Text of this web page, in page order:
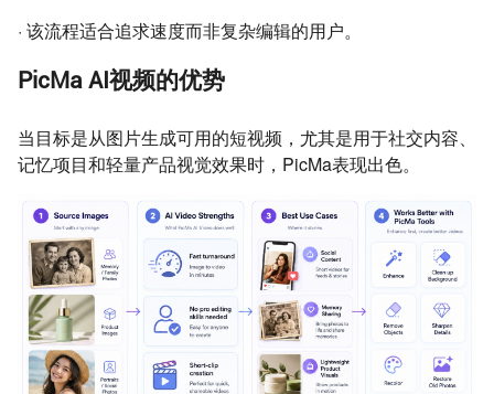
· 该流程适合追求速度而非复杂编辑的用户。
PicMa AI视频的优势
当目标是从图片生成可用的短视频，尤其是用于社交内容、
记忆项目和轻量产品视觉效果时，PicMa表现出色。